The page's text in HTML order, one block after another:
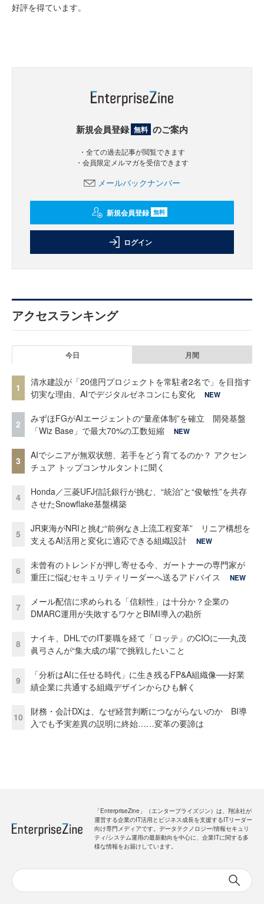
好評を得ています。
新規会員登録 無料 のご案内
・全ての過去記事が閲覧できます
・会員限定メルマガを受信できます
メールバックナンバー
新規会員登録 無料
ログイン
アクセスランキング
今日 月間
1
清水建設が「20億円プロジェクトを常駐者2名で」を目指す
切実な理由、AIでデジタルゼネコンにも変化
NEW
2
みずほFGがAIエージェントの“量産体制”を確立 開発基盤
「Wiz Base」で最大70%の工数短縮
NEW
3
AIでシニアが無双状態、若手をどう育てるのか？ アクセン
チュア トップコンサルタントに聞く
4
Honda／三菱UFJ信託銀行が挑む、“統治”と“俊敏性”を共存
させたSnowflake基盤構築
5
JR東海がNRIと挑む“前例なき上流工程変革” リニア構想を
支えるAI活用と変化に適応できる組織設計
NEW
6
未曾有のトレンドが押し寄せる今、ガートナーの専門家が
重圧に悩むセキュリティリーダーへ送るアドバイス
NEW
7
メール配信に求められる「信頼性」は十分か？企業の
DMARC運用が失敗するワケとBIMI導入の勘所
8
ナイキ、DHLでのIT要職を経て「ロッテ」のCIOに──丸茂
眞弓さんが“集大成の場”で挑戦したいこと
9
「分析はAIに任せる時代」に生き残るFP&A組織像──好業
績企業に共通する組織デザインからひも解く
10
財務・会計DXは、なぜ経営判断につながらないのか BI導
入でも予実差異の説明に終始……変革の要諦は
「EnterpriseZine」（エンタープライズジン）は、翔泳社が
運営する企業のIT活用とビジネス成長を支援するITリーダー
向け専門メディアです。データテクノロジー/情報セキュリ
ティ/システム運用の最新動向を中心に、企業ITに関する多
様な情報をお届けしています。